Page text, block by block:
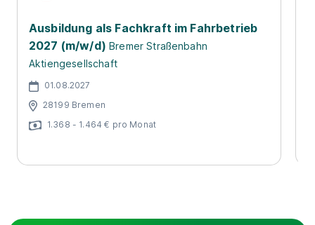
Ausbildung als Fachkraft im Fahrbetrieb
2027 (m/w/d) Bremer Straßenbahn
Aktiengesellschaft
01.08.2027
28199 Bremen
1.368 - 1.464 € pro Monat